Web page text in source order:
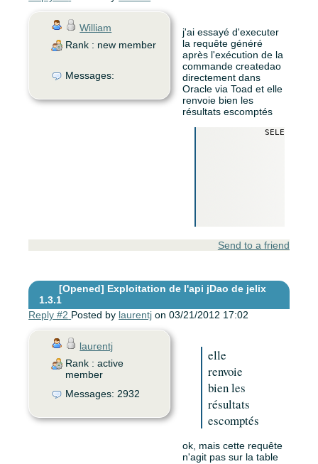
William
Rank : new member
Messages:
j'ai essayé d'executer
la requête généré
après l'exécution de la
commande createdao
directement dans
Oracle via Toad et elle
renvoie bien les
résultats escomptés
SELECT
Send to a friend
[Opened] Exploitation de l'api jDao de jelix
1.3.1
Reply #2 Posted by laurentj on 03/21/2012 17:02
laurentj
Rank : active
member
Messages: 2932
elle
renvoie
bien les
résultats
escomptés
ok, mais cette requête
n'agit pas sur la table